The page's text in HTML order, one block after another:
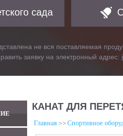
сада
не вся поставляемая
заявку на электронный адрес:
КАНАТ ДЛЯ
Главная Спортивное